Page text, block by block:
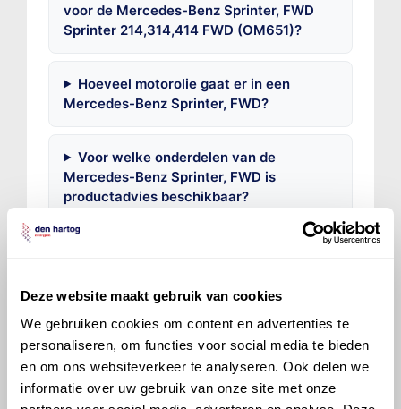
Deze website maakt gebruik van cookies
We gebruiken cookies om content en advertenties te
personaliseren, om functies voor social media te bieden
en om ons websiteverkeer te analyseren. Ook delen we
informatie over uw gebruik van onze site met onze
voor de Mercedes-Benz Sprinter, FWD
Sprinter 214,314,414 FWD (OM651)?
Hoeveel motorolie gaat er in een
Mercedes-Benz Sprinter, FWD?
Voor welke onderdelen van de
Mercedes-Benz Sprinter, FWD is
productadvies beschikbaar?
©OlyslagerAlle rechten voorbehouden. Deze
informatie mag noch geheel noch gedeeltelijk worden
gereproduceerd, opgeslagen in een database of op
andere manieren worden overgedragen zonder